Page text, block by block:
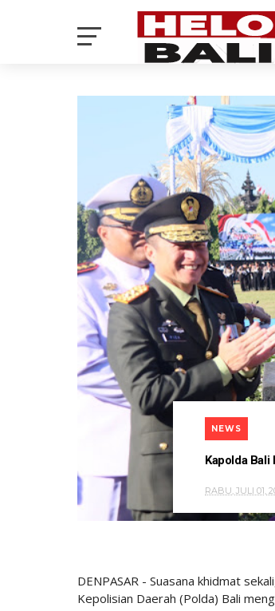
NEWS
Kapolda Bali
RABU, JULI 01,
DENPASAR - Suasana khidmat
Kepolisian Daerah (Polda) Bali